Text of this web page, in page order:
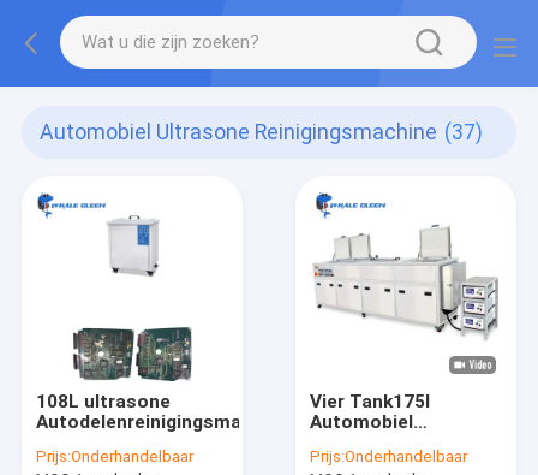
Automobiel Ultrasone Reinigingsmachine (37)
108L ultrasone
Autodelenreinigingsmachine
Prijs:Onderhandelbaar
Vier Tank175l
Automobiel
Reinigingsmachine
Prijs:Onderhandelbaar